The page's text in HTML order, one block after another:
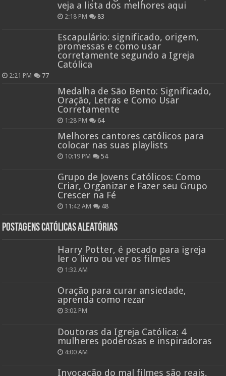
veja a lista dos melhores aqui
2:18 PM 83
Escapulário: significado, origem,
promessas e como usar
corretamente segundo a Igreja
Católica
2:21 PM 77
Medalha de São Bento: Significado,
Oração, Letras e Como Usar
Corretamente
1:28 PM 64
Melhores cantores católicos para
colocar nas suas playlists
10:19 PM 54
Grupo de Jovens Católicos: Como
Criar, Organizar e Fazer seu Grupo
Crescer na Fé
11:42 AM 48
Postagens católicas aleatórias
Harry Potter, é pecado para igreja
ler o livro ou ver os filmes
1:32 AM
Oração para curar ansiedade,
aprenda como rezar
3:02 PM
Doutoras da Igreja Católica: 4
mulheres poderosas e inspiradoras
4:00 AM
Invocação do mal filmes são reais,